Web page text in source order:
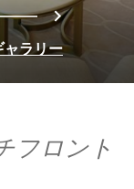
3 次へ
ャラリー
フロント